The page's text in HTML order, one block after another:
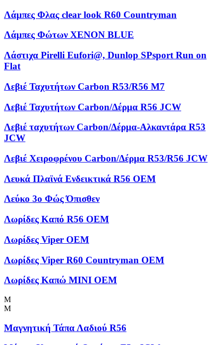
Λάμπες Φλας clear look R60 Countryman
Λάμπες Φώτων XENON BLUE
Λάστιχα Pirelli Eufori@, Dunlop SPsport Run on
Flat
Λεβιέ Ταχυτήτων Carbon R53/R56 M7
Λεβιέ Ταχυτήτων Carbon/Δέρμα R56 JCW
Λεβιέ ταχυτήτων Carbon/Δέρμα-Αλκαντάρα R53
JCW
Λεβιέ Χειροφρένου Carbon/Δέρμα R53/R56 JCW
Λευκά Πλαϊνά Ενδεικτικά R56 OEM
Λεύκο 3ο Φώς Όπισθεν
Λωρίδες Kαπό R56 OEM
Λωρίδες Viper OEM
Λωρίδες Viper R60 Countryman OEM
Λωρίδες Καπώ MINI OEM
Μ
Μ
Μαγνητική Τάπα Λαδιού R56